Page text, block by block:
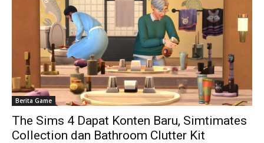
Berita Game
The Sims 4 Dapat Konten Baru, Simtimates
Collection dan Bathroom Clutter Kit